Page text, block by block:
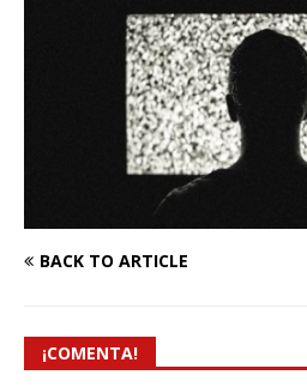
BACK TO ARTICLE
¡COMENTA!